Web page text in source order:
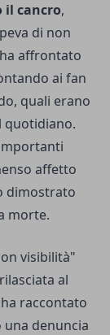
cancro,
di non
affrontato
ai fan
quali erano
quotidiano.
affetto
dimostrato
morte.
visibilità"
al
raccontato
denuncia